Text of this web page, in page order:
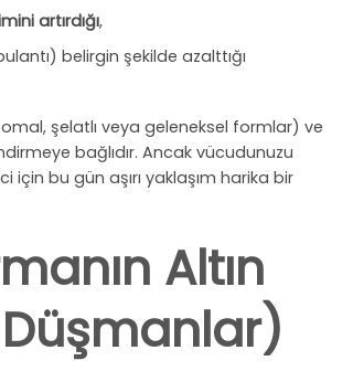
artırdığı,
belirgin şekilde azalttığı
şelatlı veya geleneksel formlar) ve
bağlıdır. Ancak vücudunuzu
bu gün aşırı yaklaşım harika bir
Altın